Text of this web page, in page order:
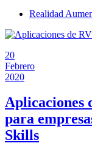
Realidad
20
Febrero
2020
Aplicaciones
para
Skills